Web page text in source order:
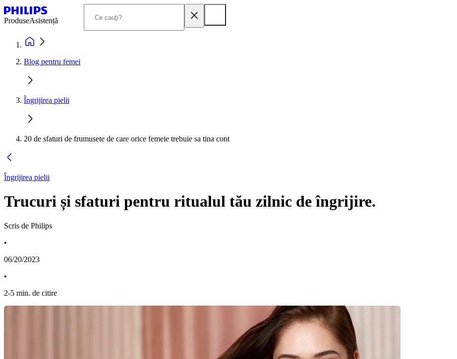
ProduseAsistență
Blog pentru femei
Îngrijirea pielii
20 de sfaturi de frumusete de care orice femeie trebuie sa tina cont
Îngrijirea pielii
Trucuri și sfaturi pentru ritualul tău zilnic de îngrijire.
Scris de Philips
•
06/20/2023
•
2-5 min. de citire